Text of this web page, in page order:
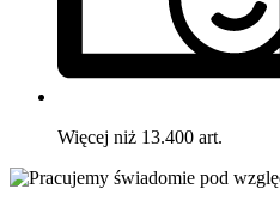
Więcej niż 13.400 art.